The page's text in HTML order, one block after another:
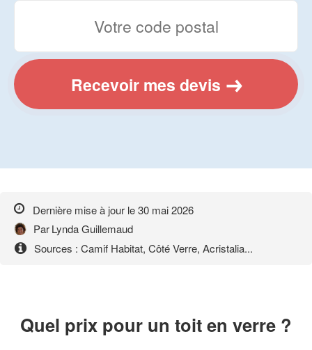
Recevoir mes devis
Dernière mise à jour le30 mai 2026
ParLynda Guillemaud
Sources : Camif Habitat, Côté Verre, Acristalia...
Quel prix pour un toit en verre ?